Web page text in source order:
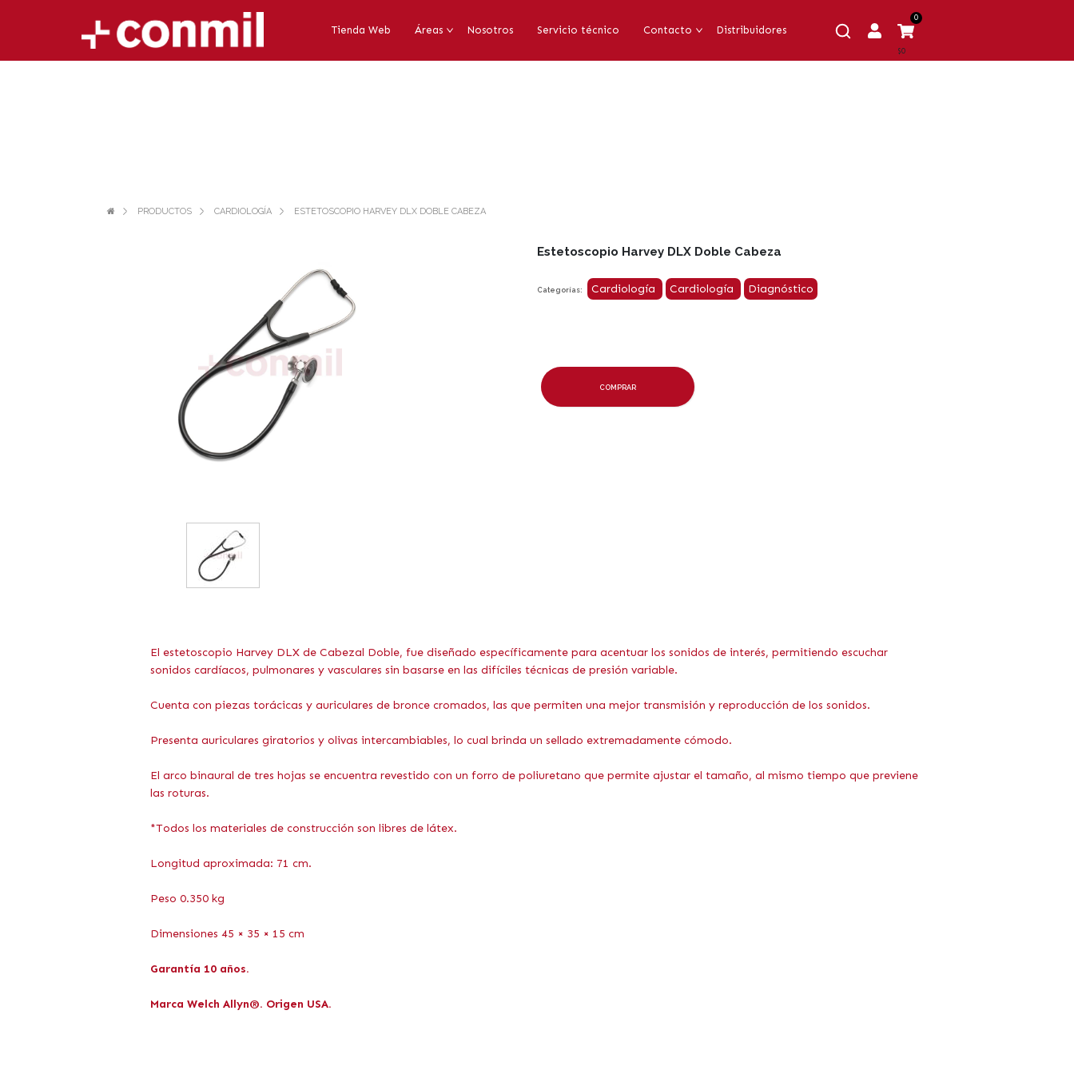
Tienda Web Áreas Nosotros Servicio técnico Contacto Distribuidores
0
$0
PRODUCTOS CARDIOLOGÍA ESTETOSCOPIO HARVEY DLX DOBLE CABEZA
Estetoscopio Harvey DLX Doble Cabeza
Categorías: Cardiología Cardiología Diagnóstico
COMPRAR
El estetoscopio Harvey DLX de Cabezal Doble, fue diseñado específicamente para acentuar los sonidos de interés, permitiendo escuchar
sonidos cardíacos, pulmonares y vasculares sin basarse en las difíciles técnicas de presión variable.
Cuenta con piezas torácicas y auriculares de bronce cromados, las que permiten una mejor transmisión y reproducción de los sonidos.
Presenta auriculares giratorios y olivas intercambiables, lo cual brinda un sellado extremadamente cómodo.
El arco binaural de tres hojas se encuentra revestido con un forro de poliuretano que permite ajustar el tamaño, al mismo tiempo que previene
las roturas.
*Todos los materiales de construcción son libres de látex.
Longitud aproximada: 71 cm.
Peso 0.350 kg
Dimensiones 45 × 35 × 15 cm
Garantía 10 años.
Marca Welch Allyn®. Origen USA.